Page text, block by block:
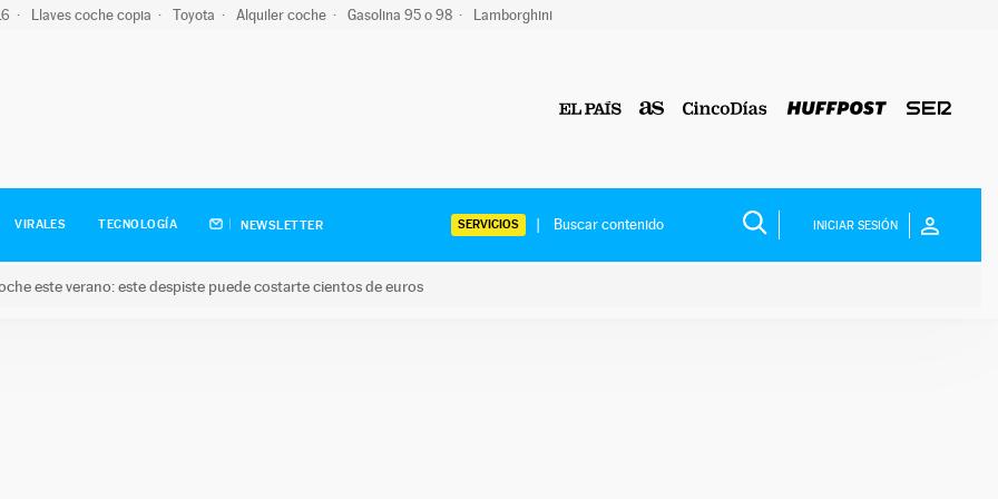
Llaves coche copia Toyota Alquiler coche Gasolina 95 o 98 Lamborghini
VIRALES TECNOLOGÍA NEWSLETTER SERVICIOS INICIAR SESIÓN
este verano: este despiste puede costarte cientos de euros